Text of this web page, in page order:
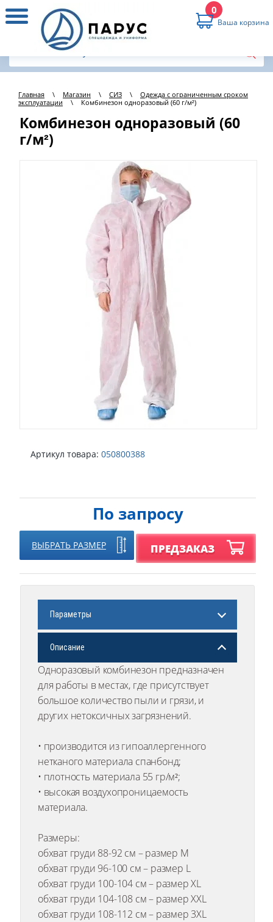
0
Ваша корзина
Главная \ Магазин \ СИЗ \
Одежда с ограниченным сроком
эксплуатации
\ Комбинезон одноразовый (60 г/м²)
Комбинезон одноразовый (60
г/м²)
Артикул товара: 050800388
По запросу
ВЫБРАТЬ РАЗМЕР ПРЕДЗАКАЗ
Параметры
Описание
Одноразовый комбинезон предназначен
для работы в местах, где присутствует
большое количество пыли и грязи, и
других нетоксичных загрязнений.
• производится из гипоаллергенного
нетканого материала спанбонд;
• плотность материала 55 гр/м²;
• высокая воздухопроницаемость
материала.
Размеры:
обхват груди 88-92 см – размер М
обхват груди 96-100 см – размер L
обхват груди 100-104 см – размер ХL
обхват груди 104-108 см – размер ХХL
обхват груди 108-112 см – размер 3ХL